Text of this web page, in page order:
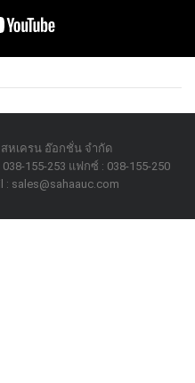
หเครน อ๊อกชั่น จำกัด
155-253 แฟกซ์ : 038-155-250
: sales@sahaauc.com